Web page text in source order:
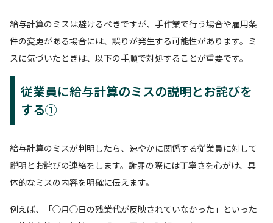
給与計算のミスは避けるべきですが、手作業で行う場合や雇用条
件の変更がある場合には、誤りが発生する可能性があります。ミ
スに気づいたときは、以下の手順で対処することが重要です。
従業員に給与計算のミスの説明とお詫びを
する①
給与計算のミスが判明したら、速やかに関係する従業員に対して
説明とお詫びの連絡をします。謝罪の際には丁寧さを心がけ、具
体的なミスの内容を明確に伝えます。
例えば、「◯月◯日の残業代が反映されていなかった」といった